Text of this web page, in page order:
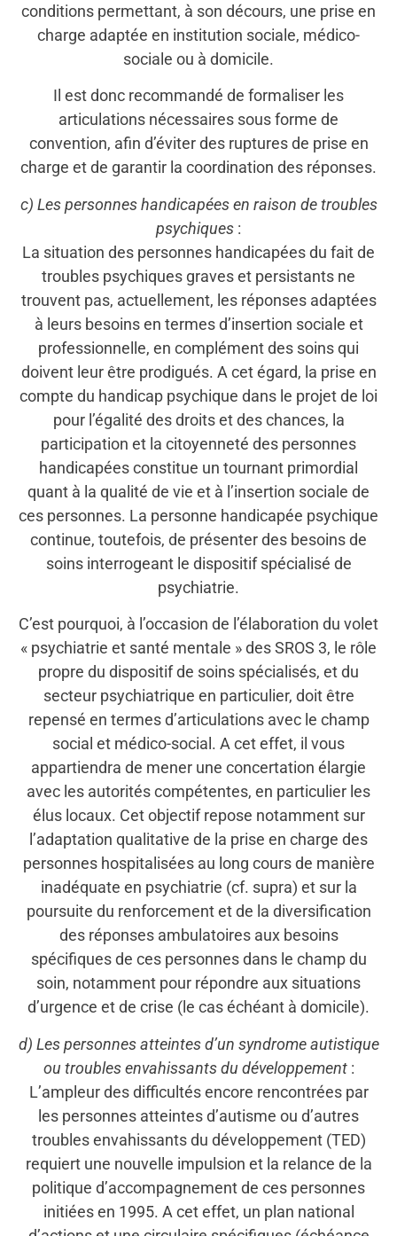
conditions permettant, à son décours, une prise en
charge adaptée en institution sociale, médico-
sociale ou à domicile.
Il est donc recommandé de formaliser les
articulations nécessaires sous forme de
convention, afin d’éviter des ruptures de prise en
charge et de garantir la coordination des réponses.
c) Les personnes handicapées en raison de troubles
psychiques :
La situation des personnes handicapées du fait de
troubles psychiques graves et persistants ne
trouvent pas, actuellement, les réponses adaptées
à leurs besoins en termes d’insertion sociale et
professionnelle, en complément des soins qui
doivent leur être prodigués. A cet égard, la prise en
compte du handicap psychique dans le projet de loi
pour l’égalité des droits et des chances, la
participation et la citoyenneté des personnes
handicapées constitue un tournant primordial
quant à la qualité de vie et à l’insertion sociale de
ces personnes. La personne handicapée psychique
continue, toutefois, de présenter des besoins de
soins interrogeant le dispositif spécialisé de
psychiatrie.
C’est pourquoi, à l’occasion de l’élaboration du volet
« psychiatrie et santé mentale » des SROS 3, le rôle
propre du dispositif de soins spécialisés, et du
secteur psychiatrique en particulier, doit être
repensé en termes d’articulations avec le champ
social et médico-social. A cet effet, il vous
appartiendra de mener une concertation élargie
avec les autorités compétentes, en particulier les
élus locaux. Cet objectif repose notamment sur
l’adaptation qualitative de la prise en charge des
personnes hospitalisées au long cours de manière
inadéquate en psychiatrie (cf. supra) et sur la
poursuite du renforcement et de la diversification
des réponses ambulatoires aux besoins
spécifiques de ces personnes dans le champ du
soin, notamment pour répondre aux situations
d’urgence et de crise (le cas échéant à domicile).
d) Les personnes atteintes d’un syndrome autistique
ou troubles envahissants du développement:
L’ampleur des difficultés encore rencontrées par
les personnes atteintes d’autisme ou d’autres
troubles envahissants du développement (TED)
requiert une nouvelle impulsion et la relance de la
politique d’accompagnement de ces personnes
initiées en 1995. A cet effet, un plan national